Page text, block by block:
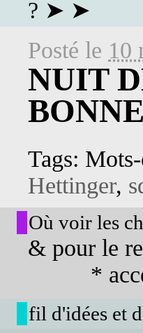
? ➤ ➤
Posté le 10
NUIT
Tags:
Hettinger,
Où voir les
& pour le
* accès
fil d'idées et